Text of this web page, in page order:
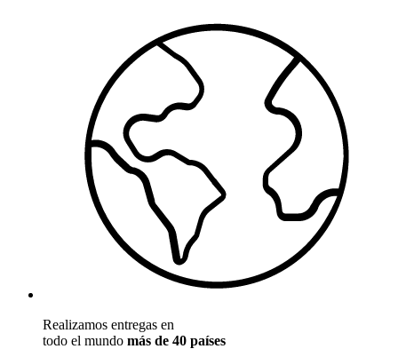
Realizamos entregas en
todo el mundo más de 40 países